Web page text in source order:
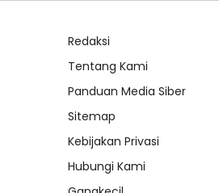
Redaksi
Tentang Kami
Panduan Media Siber
Sitemap
Kebijakan Privasi
Hubungi Kami